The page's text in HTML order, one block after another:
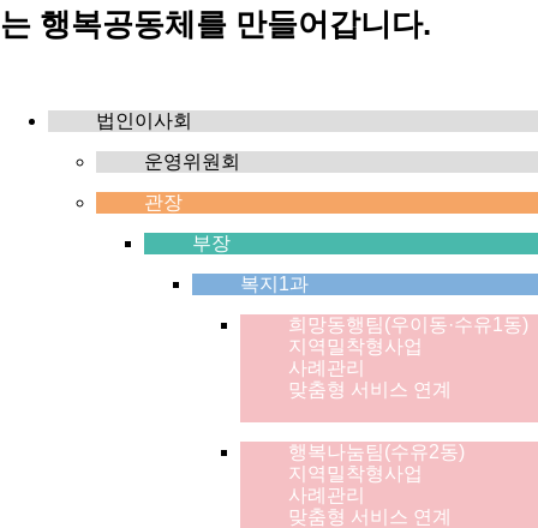
는 행복공동체를 만들어갑니다.
법인이사회
운영위원회
관장
부장
복지1과
희망동행팀(우이동·수유1동)
지역밀착형사업
사례관리
맞춤형 서비스 연계
행복나눔팀(수유2동)
지역밀착형사업
사례관리
맞춤형 서비스 연계